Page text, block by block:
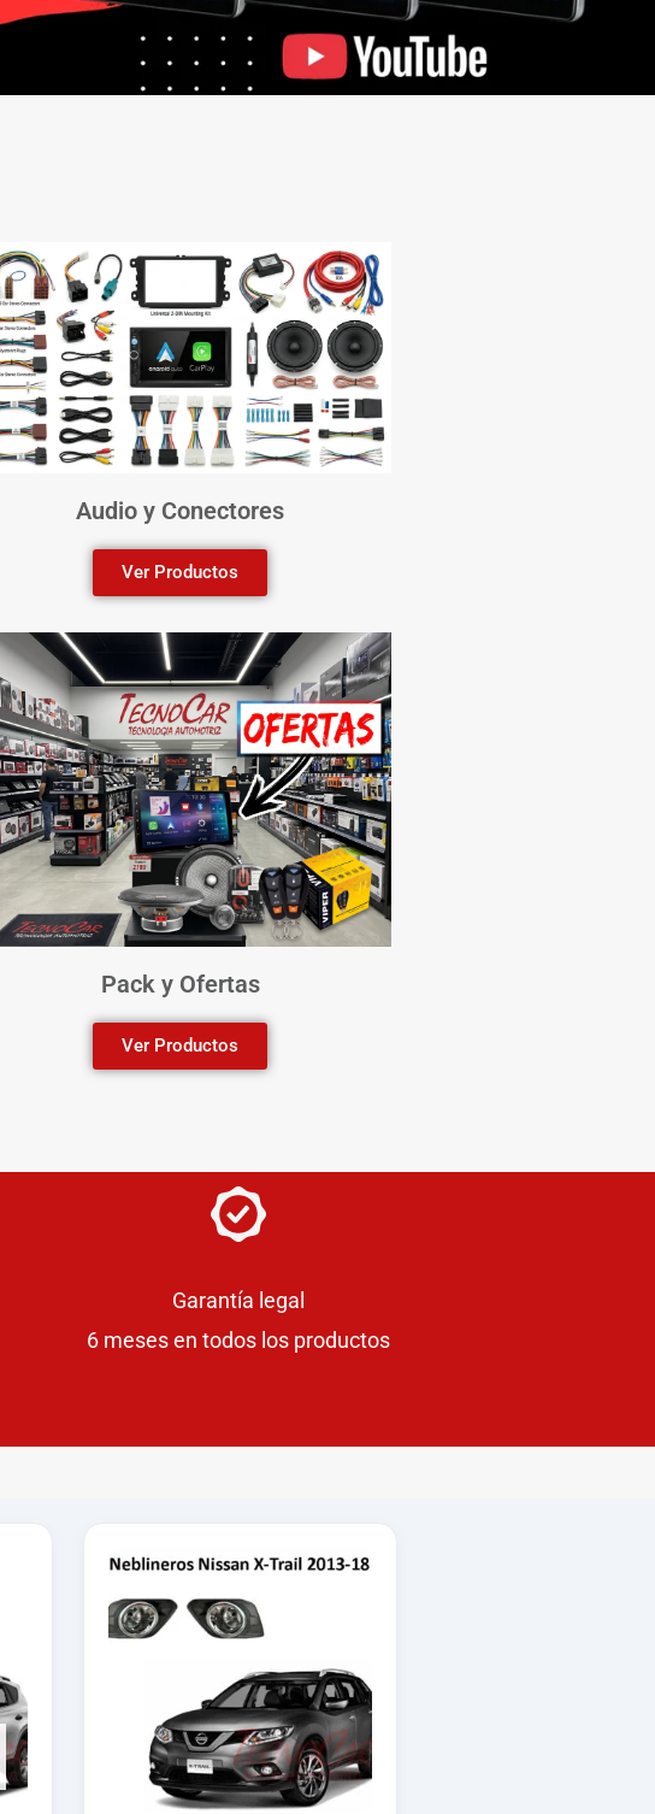
Audio y Conectores
Ver Productos
Pack y Ofertas
Ver Productos
Garantía legal
6 meses en todos los productos